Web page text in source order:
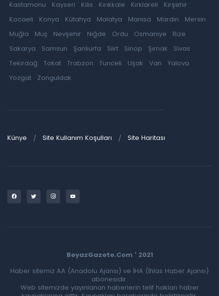
Kastamonu
Kayseri Kilis Kırıkkale Kırklareli
Kırşehir
Kocaeli
Konya Kütahya Malatya Manisa Mardin
Mersin
Muğla
Muş Nevşehir Niğde Ordu Osmaniye
Rize
Sakarya
Samsun Şanlıurfa Siirt Sinop Şırnak
Sivas
Tekirdağ
Tokat Trabzon Tunceli Uşak Van
Yalova
Yozgat
Zonguldak
Künye Site Kullanım Koşulları Site Haritası
BeyazGazete.Com ' 2021
Haber sitemiz AA (Anadolu Ajansı) ve İHA (İhlas Haber Ajansı)
abonesidir.
Web sitemizde yayınlanan haberlerin telif hakları haber